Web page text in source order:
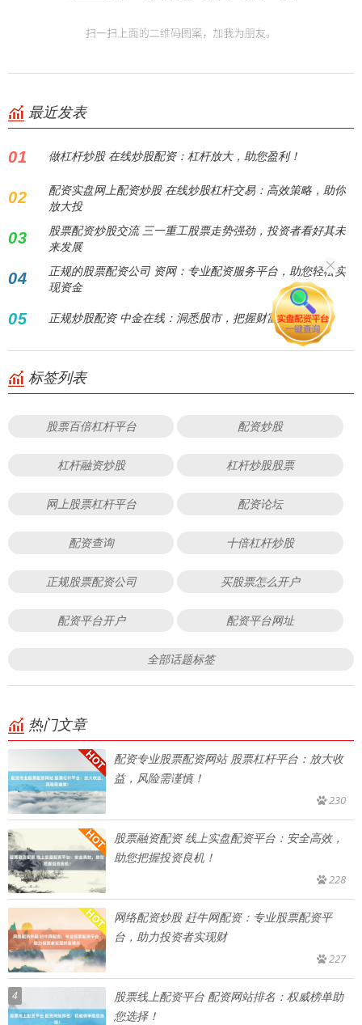
最近发表
01 做杠杆炒股 在线炒股配资：杠杆放大，助您盈利！
02
配资实盘网上配资炒股 在线炒股杠杆交易：高效策略，助你
放大投
03
股票配资炒股交流 三一重工股票走势强劲，投资者看好其未
来发展
04
正规的股票配资公司 资网：专业配资服务平台，助您轻松实
现资金
05 正规炒股配资 中金在线：洞悉股市，把握财富先机
标签列表
股票百倍杠杆平台 配资炒股
杠杆融资炒股 杠杆炒股股票
网上股票杠杆平台 配资论坛
配资查询 十倍杠杆炒股
正规股票配资公司 买股票怎么开户
配资平台开户 配资平台网址
全部话题标签
热门文章
配资专业股票配资网站 股票杠杆平台：放大收
益，风险需谨慎！
230
股票融资配资 线上实盘配资平台：安全高效，
助您把握投资良机！
228
网络配资炒股 赶牛网配资：专业股票配资平
台，助力投资者实现财
227
4
股票线上配资平台 配资网站排名：权威榜单助
您选择！